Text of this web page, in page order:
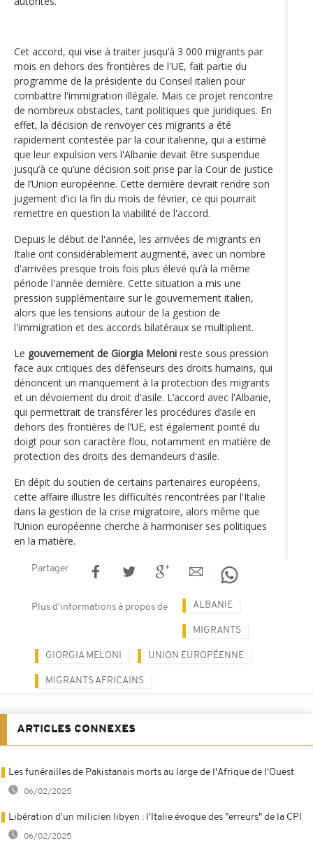
Cet accord, qui vise à traiter jusqu’à 3 000 migrants par
mois en dehors des frontières de l'UE, fait partie du
programme de la présidente du Conseil italien pour
combattre l'immigration illégale. Mais ce projet rencontre
de nombreux obstacles, tant politiques que juridiques. En
effet, la décision de renvoyer ces migrants a été
rapidement contestée par la cour italienne, qui a estimé
que leur expulsion vers l'Albanie devait être suspendue
jusqu’à ce qu’une décision soit prise par la Cour de justice
de l’Union européenne. Cette dernière devrait rendre son
jugement d'ici la fin du mois de février, ce qui pourrait
remettre en question la viabilité de l'accord.
Depuis le début de l'année, les arrivées de migrants en
Italie ont considérablement augmenté, avec un nombre
d'arrivées presque trois fois plus élevé qu’à la même
période l'année dernière. Cette situation a mis une
pression supplémentaire sur le gouvernement italien,
alors que les tensions autour de la gestion de
l'immigration et des accords bilatéraux se multiplient.
Le gouvernement de Giorgia Meloni reste sous pression
face aux critiques des défenseurs des droits humains, qui
dénoncent un manquement à la protection des migrants
et un dévoiement du droit d'asile. L’accord avec l'Albanie,
qui permettrait de transférer les procédures d’asile en
dehors des frontières de l’UE, est également pointé du
doigt pour son caractère flou, notamment en matière de
protection des droits des demandeurs d'asile.
En dépit du soutien de certains partenaires européens,
cette affaire illustre les difficultés rencontrées par l'Italie
dans la gestion de la crise migratoire, alors même que
l’Union européenne cherche à harmoniser ses politiques
en la matière.
Partager
Plus d'informations à propos de ALBANIE
MIGRANTS
GIORGIA MELONI UNION EUROPÉENNE
MIGRANTS AFRICAINS
ARTICLES CONNEXES
Les funérailles de Pakistanais morts au large de l'Afrique de l'Ouest
06/02/2025
Libération d'un milicien libyen : l'Italie évoque des "erreurs" de la CPI
06/02/2025